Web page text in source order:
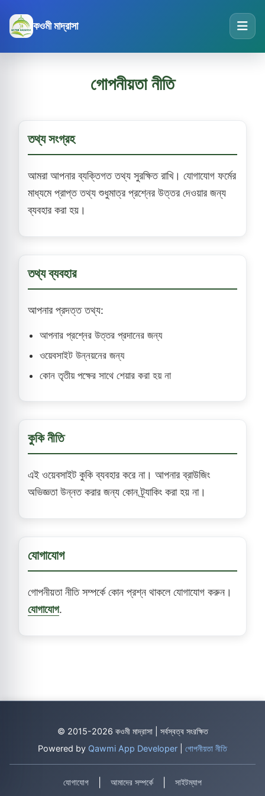
কওমী মাদ্রাসা
গোপনীয়তা নীতি
তথ্য সংগ্রহ
আমরা আপনার ব্যক্তিগত তথ্য সুরক্ষিত রাখি। যোগাযোগ ফর্মের
মাধ্যমে প্রাপ্ত তথ্য শুধুমাত্র প্রশ্নের উত্তর দেওয়ার জন্য
ব্যবহার করা হয়।
তথ্য ব্যবহার
আপনার প্রদত্ত তথ্য:
আপনার প্রশ্নের উত্তর প্রদানের জন্য
ওয়েবসাইট উন্নয়নের জন্য
কোন তৃতীয় পক্ষের সাথে শেয়ার করা হয় না
কুকি নীতি
এই ওয়েবসাইট কুকি ব্যবহার করে না। আপনার ব্রাউজিং
অভিজ্ঞতা উন্নত করার জন্য কোন ট্র্যাকিং করা হয় না।
যোগাযোগ
গোপনীয়তা নীতি সম্পর্কে কোন প্রশ্ন থাকলে যোগাযোগ করুন।
যোগাযোগ.
© 2015-2026 কওমী মাদ্রাসা | সর্বস্বত্ব সংরক্ষিত
Powered by Qawmi App Developer গোপনীয়তা নীতি
যোগাযোগ আমাদের সম্পর্কে সাইটম্যাপ